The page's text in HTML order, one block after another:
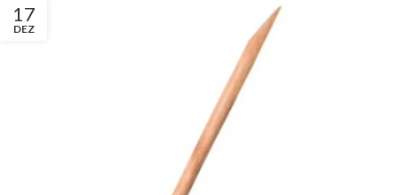
17
DEZ